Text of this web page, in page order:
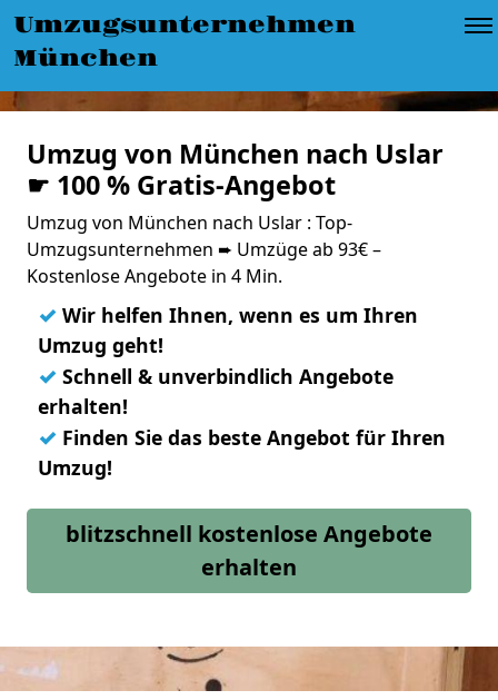
Umzugsunternehmen
München
Umzug von München nach Uslar
☛ 100 % Gratis-Angebot
Umzug von München nach Uslar : Top-
Umzugsunternehmen ➨ Umzüge ab 93€ –
Kostenlose Angebote in 4 Min.
✓ Wir helfen Ihnen, wenn es um Ihren
Umzug geht!
✓ Schnell & unverbindlich Angebote
erhalten!
✓ Finden Sie das beste Angebot für Ihren
Umzug!
blitzschnell kostenlose Angebote
erhalten